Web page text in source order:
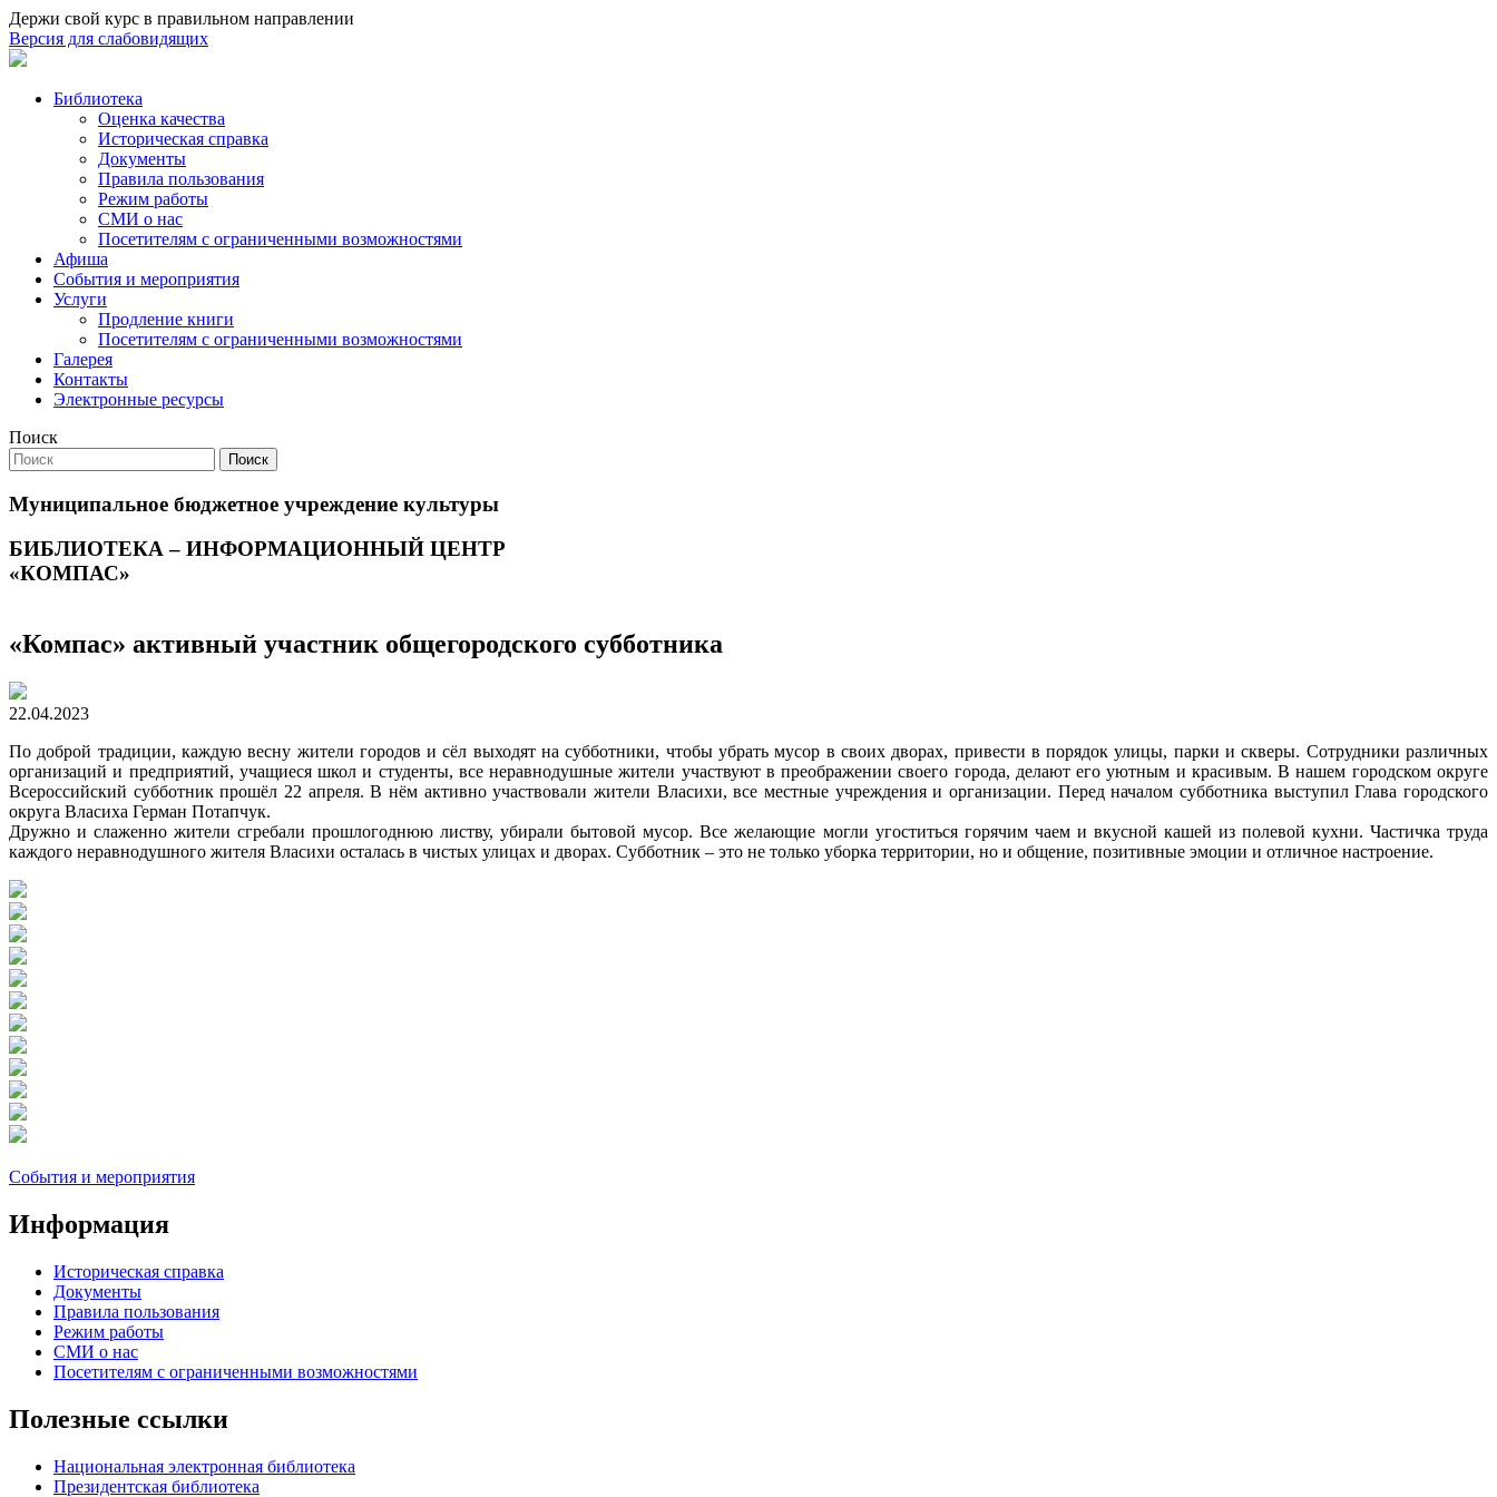
Держи свой курс в правильном направлении
Версия для слабовидящих
Библиотека
Оценка качества
Историческая справка
Документы
Правила пользования
Режим работы
СМИ о нас
Посетителям с ограниченными возможностями
Афиша
События и мероприятия
Услуги
Продление книги
Посетителям с ограниченными возможностями
Галерея
Контакты
Электронные ресурсы
Поиск
Поиск
Муниципальное бюджетное учреждение культуры
БИБЛИОТЕКА – ИНФОРМАЦИОННЫЙ ЦЕНТР
«КОМПАС»
«Компас» активный участник общегородского субботника
22.04.2023
По доброй традиции, каждую весну жители городов и сёл выходят на субботники, чтобы убрать мусор в своих дворах, привести в порядок улицы, парки и скверы. Сотрудники различных
организаций и предприятий, учащиеся школ и студенты, все неравнодушные жители участвуют в преображении своего города, делают его уютным и красивым. В нашем городском округе
Всероссийский субботник прошёл 22 апреля. В нём активно участвовали жители Власихи, все местные учреждения и организации. Перед началом субботника выступил Глава городского
округа Власиха Герман Потапчук.
Дружно и слаженно жители сгребали прошлогоднюю листву, убирали бытовой мусор. Все желающие могли угоститься горячим чаем и вкусной кашей из полевой кухни. Частичка труда
каждого неравнодушного жителя Власихи осталась в чистых улицах и дворах. Субботник – это не только уборка территории, но и общение, позитивные эмоции и отличное настроение.
События и мероприятия
Информация
Историческая справка
Документы
Правила пользования
Режим работы
СМИ о нас
Посетителям с ограниченными возможностями
Полезные ссылки
Национальная электронная библиотека
Президентская библиотека